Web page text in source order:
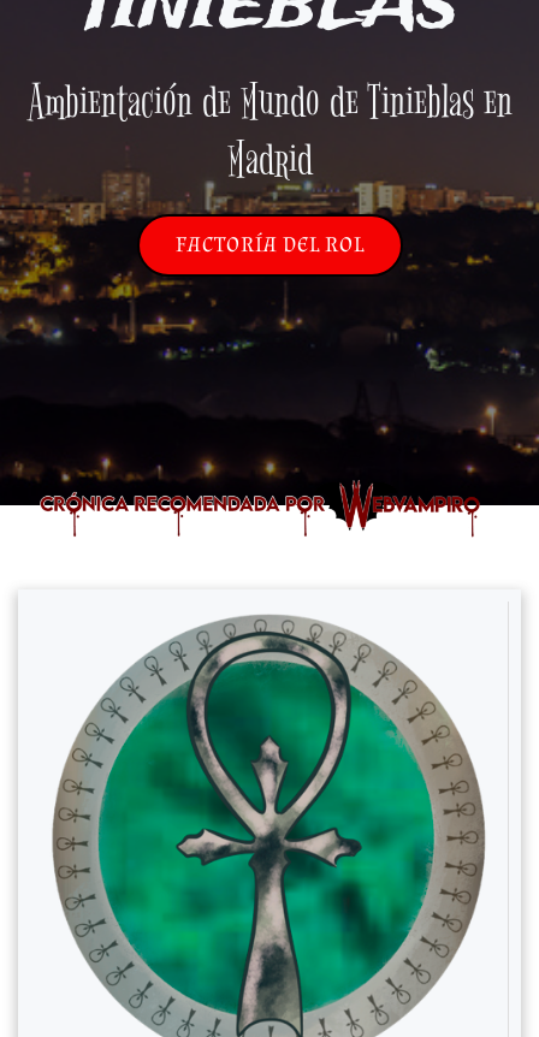
Ambientación de Mundo de Tinieblas en
Madrid
FACTORÍA DEL ROL